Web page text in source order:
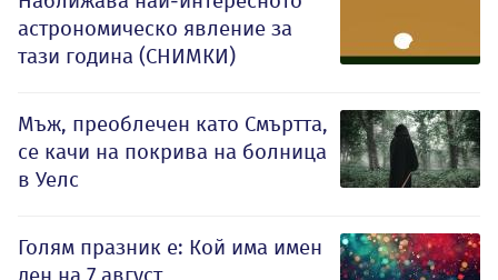
астрономическо явление за
тази година (СНИМКИ)
Мъж, преоблечен като Смъртта,
се качи на покрива на болница
в Уелс
Голям празник е: Кой има имен
ден на 7 август